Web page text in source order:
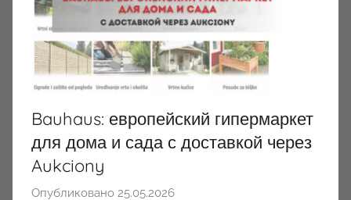
Bauhaus: европейский гипермаркет
для дома и сада с доставкой через
Aukciony
Опубликовано 25.05.2026